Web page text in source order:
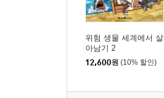
위험 생물 세계에서 살
아남기 2
12,600원 (10% 할인)